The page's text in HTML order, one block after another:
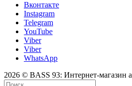
Вконтакте
Instagram
Telegram
YouTube
Viber
Viber
WhatsApp
2026 © BASS 93: Интернет-магазин